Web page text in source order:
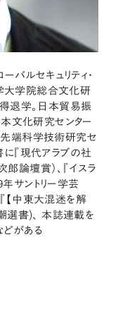
バルセキュリティ・
大学院総合文化研
退学。日本貿易振
文化研究センター
端科学技術研究セ
『現代アラブの社
論壇賞）、『イスラ
サントリー学芸
『【中東大混迷を解
選書)、 本誌連載を
どがある